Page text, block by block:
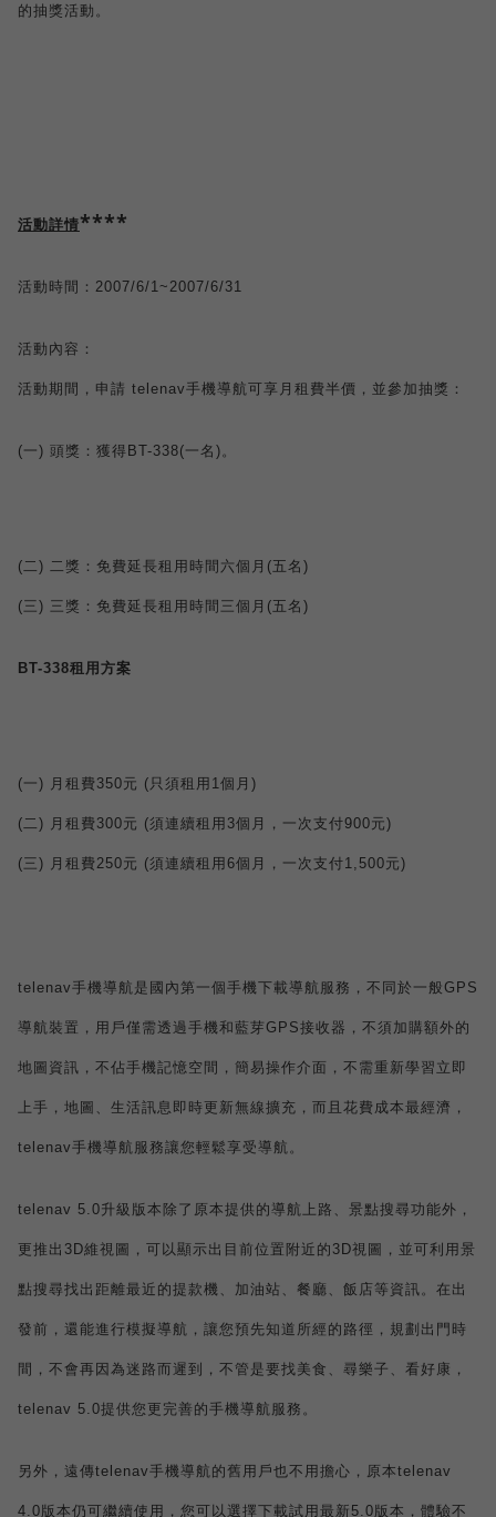
的抽獎活動。
活動詳情****
活動時 間： 2007/6/1 ~2007/6/31
活動內容：
活動期間，申請 telenav手機導航可享月租費半價，並參加抽獎：
(一) 頭獎：獲得BT-338(一名 ) 。
( 二 ) 二獎：免費延長租用時間六個月 (五名 )
(三) 三獎：免費延長租用時間三個月 (五名 )
BT-338租用方案
(一) 月租費 350元 ( 只須租用 1 個月 )
( 二 ) 月租費 300元 (須連續租用 3個月，一次支付900元)
(三) 月租費 250元 (須連續租用6個月，一次支付1,500元)
telenav手機導航是國內第一個手機下載導航服務，不同於一般GPS
導航裝置，用戶僅需透過手機和藍芽GPS接收器，不須加購額外的
地圖資訊，不佔手機記憶空間，簡易操作介面，不需重新學習立即
上手，地圖、生活訊息即時更新無線擴充，而且花費成本最經濟，
telenav手機導航服務讓您輕鬆享受導航。
telenav 5.0升級版本 除了原本提供的導航上路、景點搜尋功能外，
更推出 3D維視圖，可以顯示出目前位置附近的 3D視圖，並可利用景
點搜尋找出距離最近的提款機、加油站、餐廳、飯店等資訊。在出
發前，還能進行模擬導航，讓您預先知道所經的路徑，規劃出門時
間，不會再因為迷路而遲到，不管是要找美食、尋樂子、看好康，
telenav 5.0提供您更完善的手機導航服務。
另外，遠傳telenav手機導航的舊用戶也不用擔心，原本telenav
4.0版本仍可繼續使用，您可以選擇下載試用最新 5.0版本，體驗不